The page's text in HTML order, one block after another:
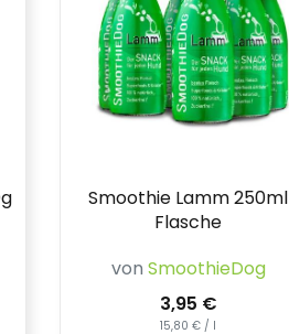
Smoothie Lamm 250ml
Flasche
von SmoothieDog
3,95 €
15,80 € / l